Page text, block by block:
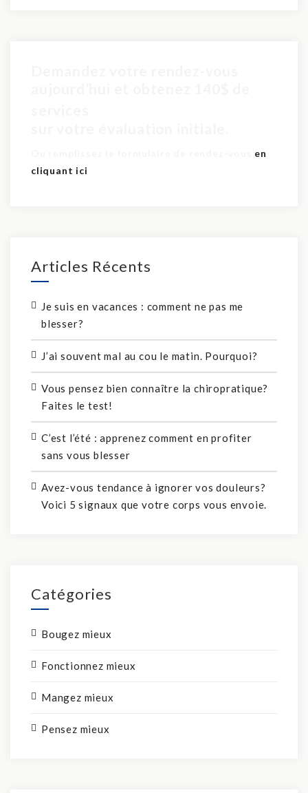
en
cliquant ici
Articles Récents
Je suis en vacances : comment ne pas me
blesser?
J’ai souvent mal au cou le matin. Pourquoi?
Vous pensez bien connaître la chiropratique?
Faites le test!
C’est l’été : apprenez comment en profiter
sans vous blesser
Avez-vous tendance à ignorer vos douleurs?
Voici 5 signaux que votre corps vous envoie.
Catégories
Bougez mieux
Fonctionnez mieux
Mangez mieux
Pensez mieux